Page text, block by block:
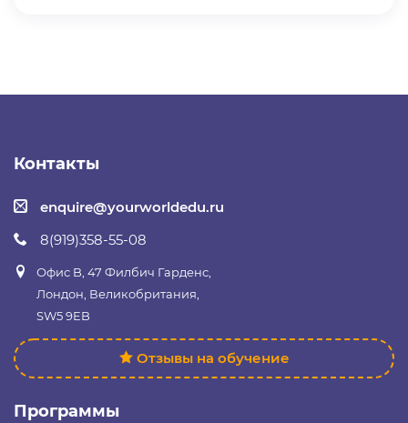
Контакты
enquire@yourworldedu.ru
8(919)358-55-08
Офис B, 47 Филбич Гарденс,
Лондон, Великобритания,
SW5 9EB
Отзывы на обучение
Программы